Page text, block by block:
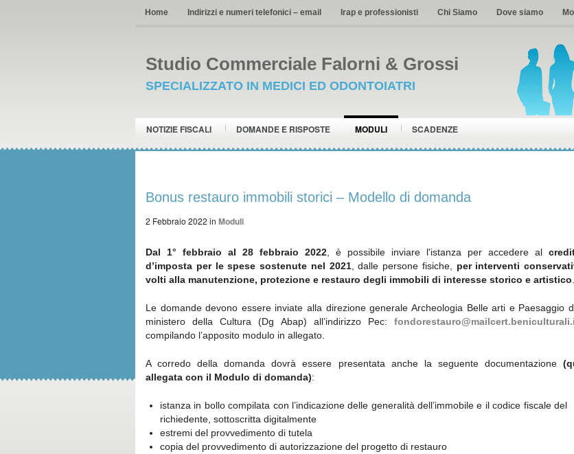
Home Indirizzi e numeri telefonici – email Irap e professionisti Chi Siamo Dove siamo
Studio Commerciale Falorni & Grossi
SPECIALIZZATO IN MEDICI ED ODONTOIATRI
NOTIZIE FISCALI DOMANDE E RISPOSTE MODULI SCADENZE
Bonus restauro immobili storici – Modello di domanda
2 Febbraio 2022 in Moduli
Dal 1° febbraio al 28 febbraio 2022 , è possibile inviare l'istanza per accedere al
d’imposta per le spese sostenute nel 2021, dalle persone fisiche, per interventi
volti alla manutenzione, protezione e restauro degli immobili di interesse storico e artistico
Le domande devono essere inviate alla direzione generale Archeologia Belle arti e Paesaggio
ministero della Cultura (Dg Abap) all’indirizzo Pec:
compilando l’apposito modulo in allegato.
A corredo della domanda dovrà essere presentata anche la seguente documentazione
allegata con il Modulo di domanda):
istanza in bollo compilata con l’indicazione delle generalità dell’immobile e il codice fiscale del
richiedente, sottoscritta digitalmente
estremi del provvedimento di tutela
copia del provvedimento di autorizzazione del progetto di restauro